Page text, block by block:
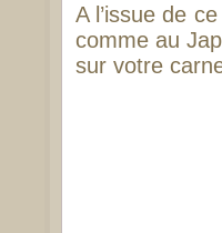
A l’issue de
comme au
sur votre